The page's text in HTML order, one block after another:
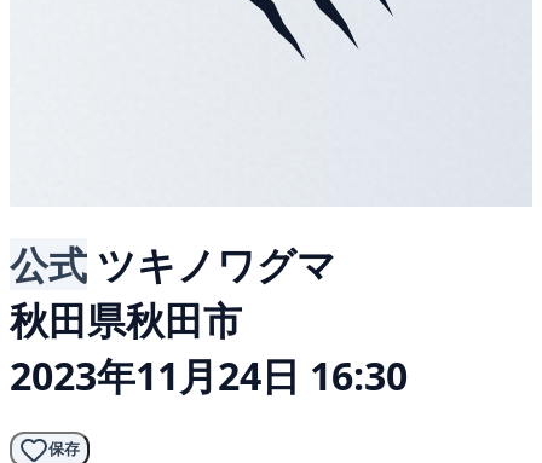
公式 ツキノワグマ
秋田県秋田市
2023年11月24日 16:30
保存